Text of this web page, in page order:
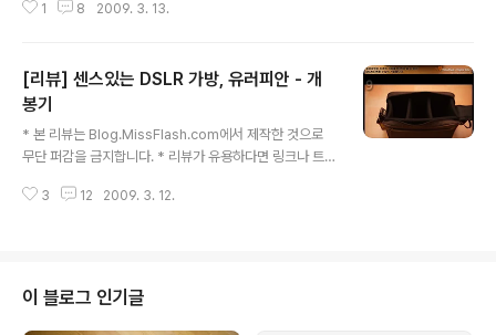
1 8 2009. 3. 13.
[리뷰] 센스있는 DSLR 가방, 유러피안 - 개
봉기
* 본 리뷰는 Blog.MissFlash.com에서 제작한 것으로
무단 퍼감을 금지합니다. * 리뷰가 유용하다면 링크나 트랙
3 12 2009. 3. 12.
이 블로그 인기글